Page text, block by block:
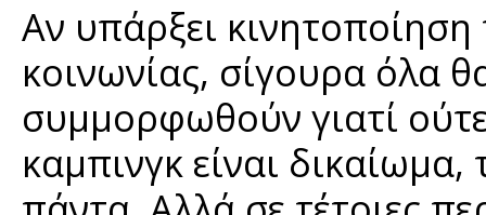
Αν υπάρξει
κοινωνίας, σίγουρα όλα
συμμορφωθούν γιατί
καμπινγκ είναι